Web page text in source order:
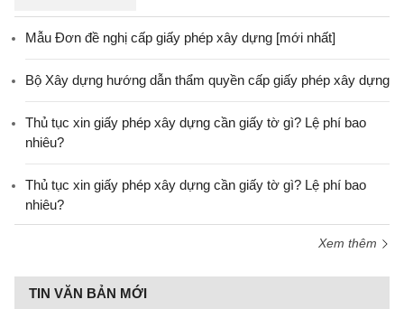
Mẫu Đơn đề nghị cấp giấy phép xây dựng [mới nhất]
Bộ Xây dựng hướng dẫn thẩm quyền cấp giấy phép xây dựng
Thủ tục xin giấy phép xây dựng cần giấy tờ gì? Lệ phí bao
nhiêu?
Thủ tục xin giấy phép xây dựng cần giấy tờ gì? Lệ phí bao
nhiêu?
Xem thêm
TIN VĂN BẢN MỚI